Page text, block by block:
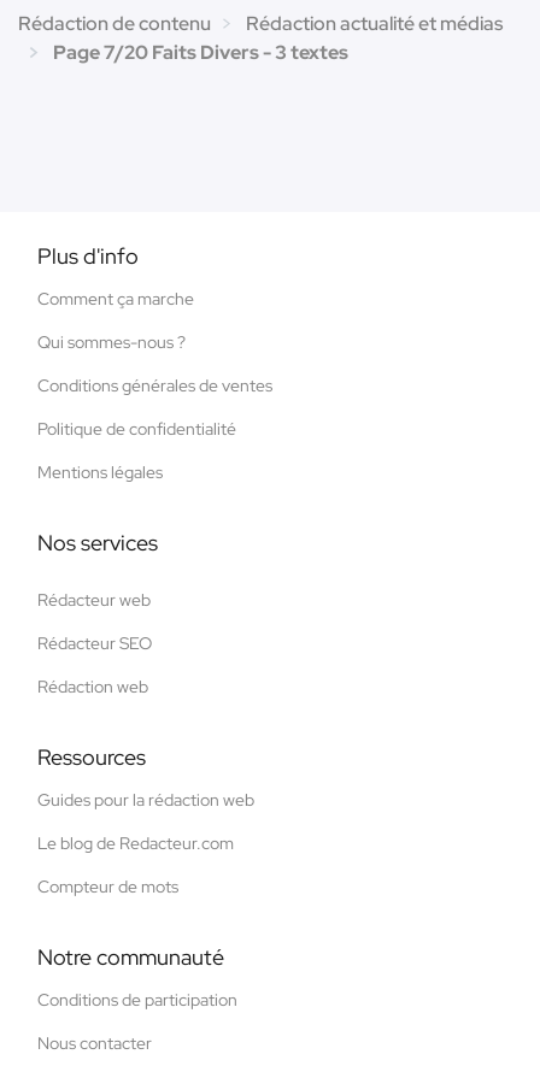
Rédaction de contenu
Rédaction actualité et médias
Page 7/20 Faits Divers - 3 textes
Plus d'info
Comment ça marche
Qui sommes-nous ?
Conditions générales de ventes
Politique de confidentialité
Mentions légales
Nos services
Rédacteur web
Rédacteur SEO
Rédaction web
Ressources
Guides pour la rédaction web
Le blog de Redacteur.com
Compteur de mots
Notre communauté
Conditions de participation
Nous contacter